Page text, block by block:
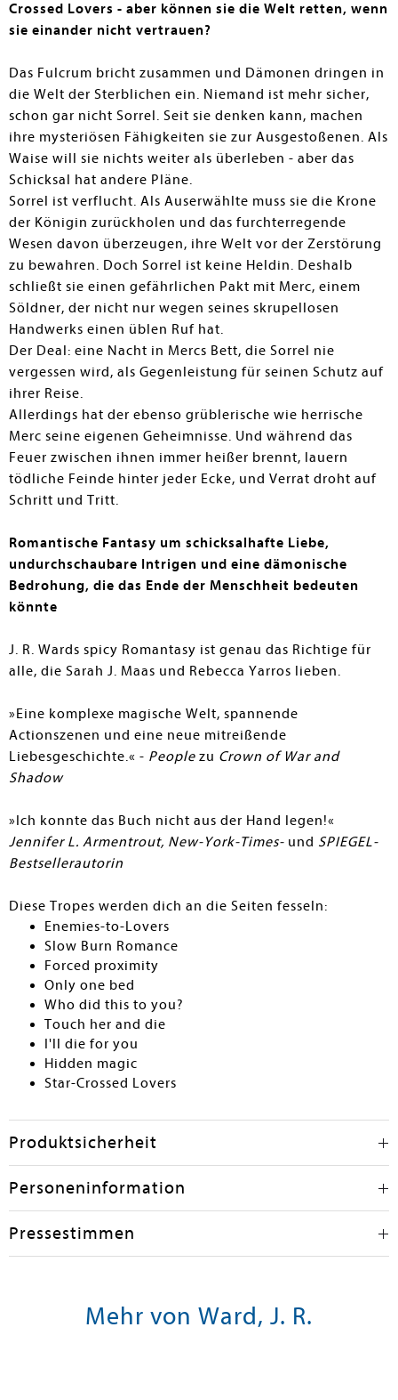
Crossed Lovers - aber können sie die Welt retten, wenn
sie einander nicht vertrauen?
Das Fulcrum bricht zusammen und Dämonen dringen in
die Welt der Sterblichen ein. Niemand ist mehr sicher,
schon gar nicht Sorrel. Seit sie denken kann, machen
ihre mysteriösen Fähigkeiten sie zur Ausgestoßenen. Als
Waise will sie nichts weiter als überleben - aber das
Schicksal hat andere Pläne.
Sorrel ist verflucht. Als Auserwählte muss sie die Krone
der Königin zurückholen und das furchterregende
Wesen davon überzeugen, ihre Welt vor der Zerstörung
zu bewahren. Doch Sorrel ist keine Heldin. Deshalb
schließt sie einen gefährlichen Pakt mit Merc, einem
Söldner, der nicht nur wegen seines skrupellosen
Handwerks einen üblen Ruf hat.
Der Deal: eine Nacht in Mercs Bett, die Sorrel nie
vergessen wird, als Gegenleistung für seinen Schutz auf
ihrer Reise.
Allerdings hat der ebenso grüblerische wie herrische
Merc seine eigenen Geheimnisse. Und während das
Feuer zwischen ihnen immer heißer brennt, lauern
tödliche Feinde hinter jeder Ecke, und Verrat droht auf
Schritt und Tritt.
Romantische Fantasy um schicksalhafte Liebe,
undurchschaubare Intrigen und eine dämonische
Bedrohung, die das Ende der Menschheit bedeuten
könnte
J. R. Wards spicy Romantasy ist genau das Richtige für
alle, die Sarah J. Maas und Rebecca Yarros lieben.
»Eine komplexe magische Welt, spannende
Actionszenen und eine neue mitreißende
Liebesgeschichte.« - People zu Crown of War and
Shadow
»Ich konnte das Buch nicht aus der Hand legen!«
Jennifer L. Armentrout, New-York-Times- und SPIEGEL-
Bestsellerautorin
Diese Tropes werden dich an die Seiten fesseln:
Enemies-to-Lovers
Slow Burn Romance
Forced proximity
Only one bed
Who did this to you?
Touch her and die
I'll die for you
Hidden magic
Star-Crossed Lovers
Produktsicherheit
Personeninformation
Pressestimmen
Mehr von Ward, J. R.